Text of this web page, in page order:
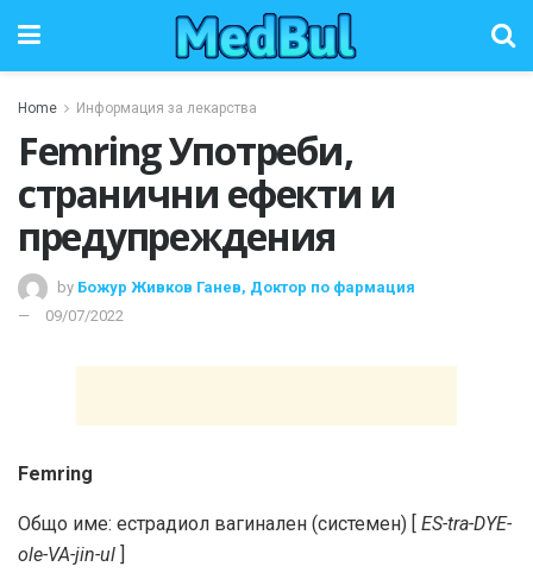
Home Информация за лекарства
Femring Употреби,
странични ефекти и
предупреждения
by Божур Живков Ганев, Доктор по фармация
09/07/2022
Femring
Общо име: естрадиол вагинален (системен) [ ES-tra-DYE-
ole-VA-jin-ul ]